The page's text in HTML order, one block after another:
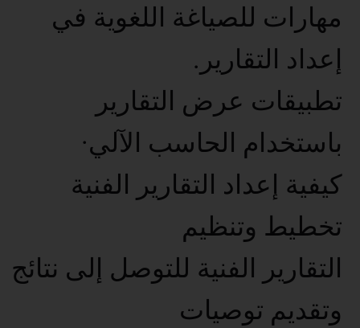
مهارات للصياغة اللغوية في
إعداد التقارير.
تطبيقات عرض التقارير
باستخدام الحاسب الآلي·
كيفية إعداد التقارير الفنية
تخطيط وتنظيم
التقارير الفنية للتوصل إلى نتائج
وتقديم توصيات